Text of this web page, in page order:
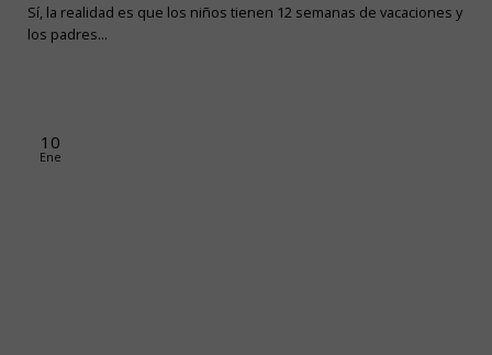
Sí, la realidad es que los niños tienen 12 semanas de vacaciones y
los padres...
10
Ene